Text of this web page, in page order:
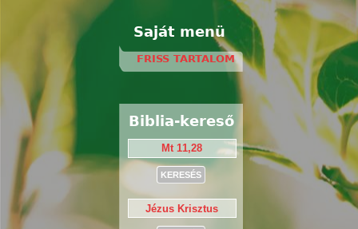
Saját menü
FRISS TARTALOM
Biblia-kereső